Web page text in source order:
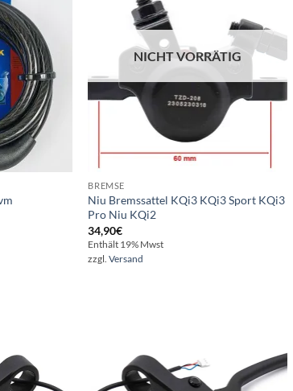
NICHT VORRÄTIG
BREMSE
Niu Bremssattel KQi3 KQi3 Sport KQi3
Pro Niu KQi2
34,90€
Enthält 19% Mwst
zzgl.Versand
Auf die
Wunschliste
Auf die
Wunschliste